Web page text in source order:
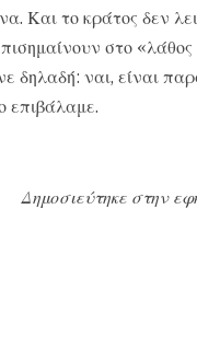
Και το κράτος δεν
στο
δηλαδή: ναι, είναι
επιβάλαμε.
Δημοσιεύτηκε στην